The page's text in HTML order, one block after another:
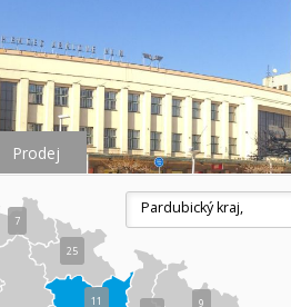
Prodej
9
11
25
7
Pardubický kraj,